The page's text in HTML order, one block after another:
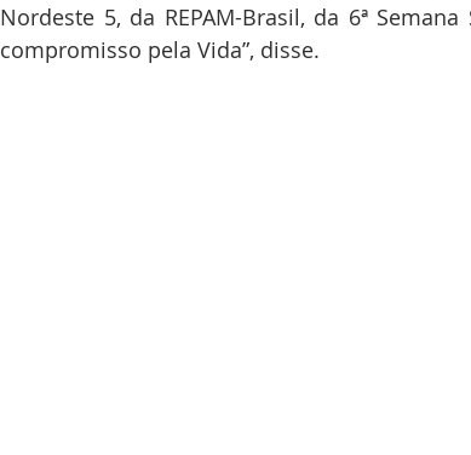
Nordeste 5, da REPAM-Brasil, da 6ª
compromisso pela Vida”, disse.